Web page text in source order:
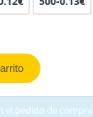
el pedido de